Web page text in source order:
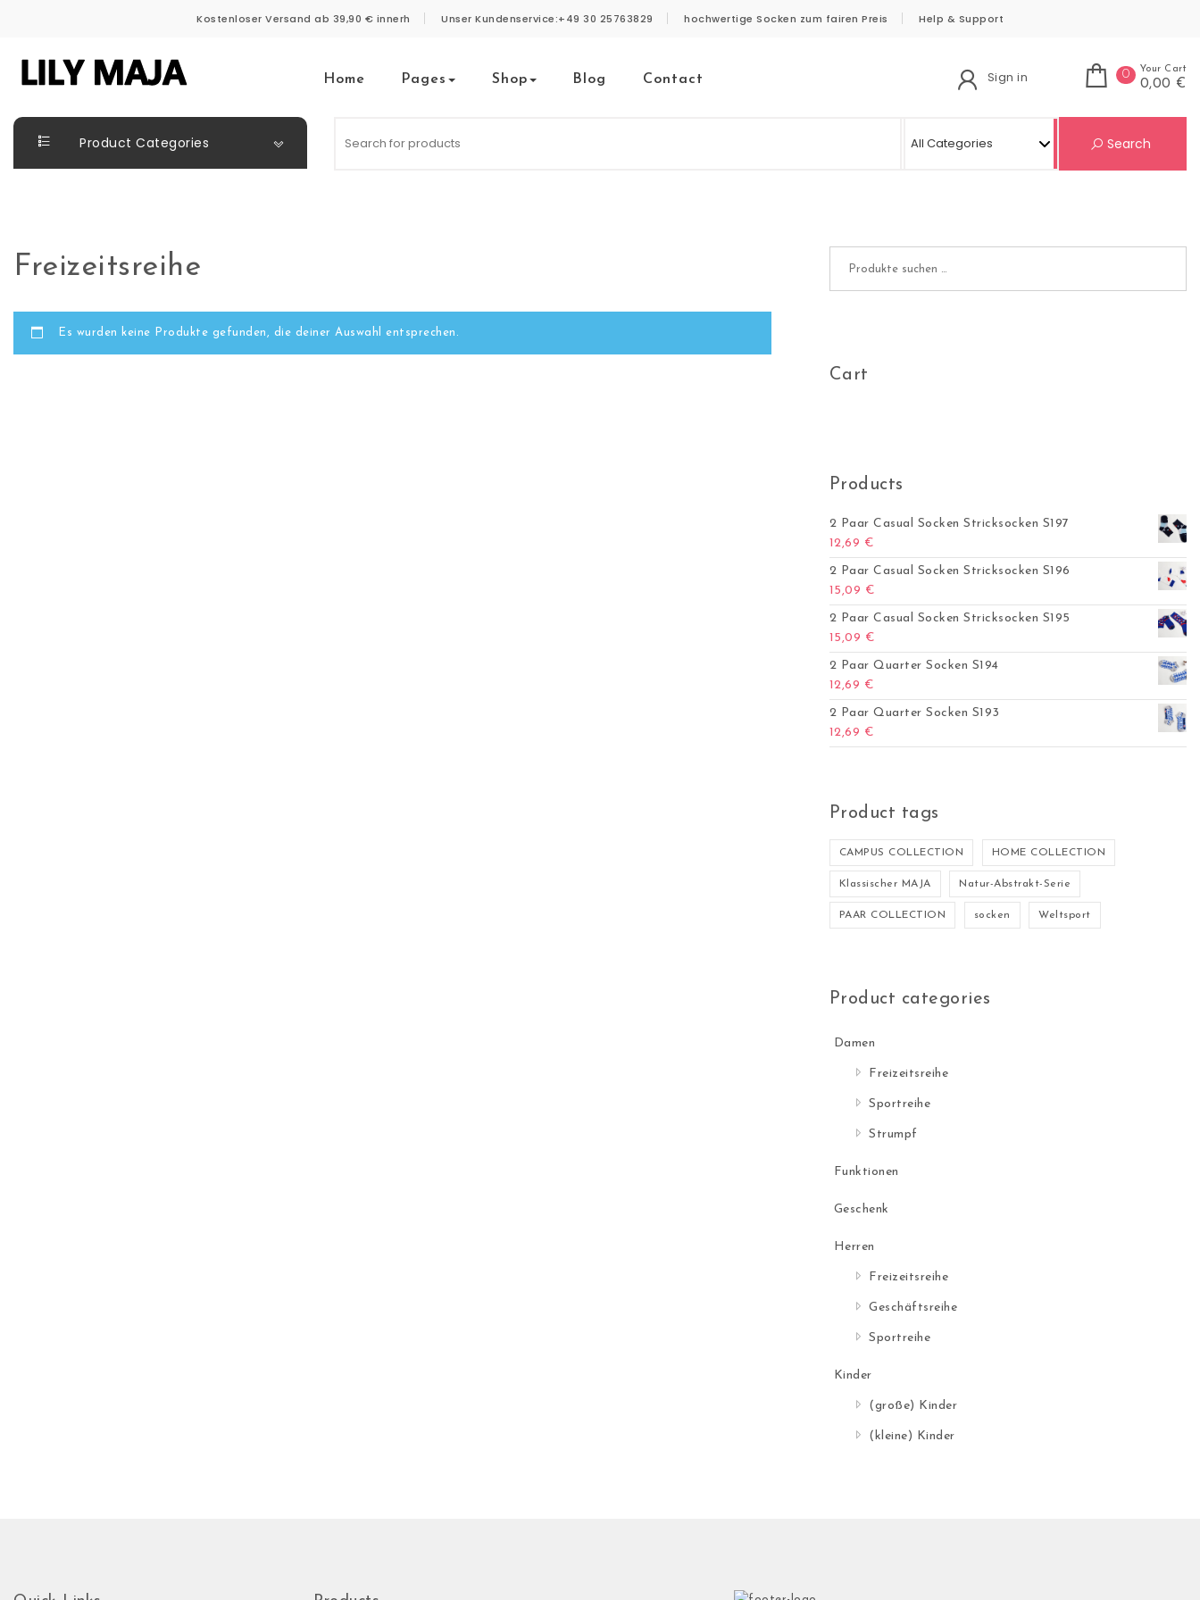
Kostenloser Versand ab 39,90 € innerh Unser Kundenservice:+49 30 25763829 hochwertige Socken zum fairen Preis Help & Support
Home Pages Shop Blog Contact Sign in 0 Your Cart
0,00 €
Product Categories Search
Freizeitsreihe
Es wurden keine Produkte gefunden, die deiner Auswahl entsprechen.
Cart
Products
2 Paar Casual Socken Stricksocken S197
12,69 €
2 Paar Casual Socken Stricksocken S196
15,09 €
2 Paar Casual Socken Stricksocken S195
15,09 €
2 Paar Quarter Socken S194
12,69 €
2 Paar Quarter Socken S193
12,69 €
Product tags
CAMPUS COLLECTION HOME COLLECTION
Klassischer MAJA Natur-Abstrakt-Serie
PAAR COLLECTION socken Weltsport
Product categories
Damen
Freizeitsreihe
Sportreihe
Strumpf
Funktionen
Geschenk
Herren
Freizeitsreihe
Geschäftsreihe
Sportreihe
Kinder
(große) Kinder
(kleine) Kinder